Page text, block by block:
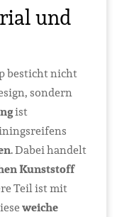
und
besticht nicht
sondern
ist
. Dabei handelt
Kunststoff
Teil ist mit
weiche